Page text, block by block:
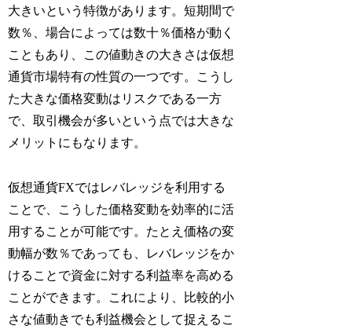
大きいという特徴があります。短期間で
数％、場合によっては数十％価格が動く
こともあり、この値動きの大きさは仮想
通貨市場特有の性質の一つです。こうし
た大きな価格変動はリスクである一方
で、取引機会が多いという点では大きな
メリットにもなります。
仮想通貨FXではレバレッジを利用する
ことで、こうした価格変動を効率的に活
用することが可能です。たとえ価格の変
動幅が数％であっても、レバレッジをか
けることで資金に対する利益率を高める
ことができます。これにより、比較的小
さな値動きでも利益機会として捉えるこ